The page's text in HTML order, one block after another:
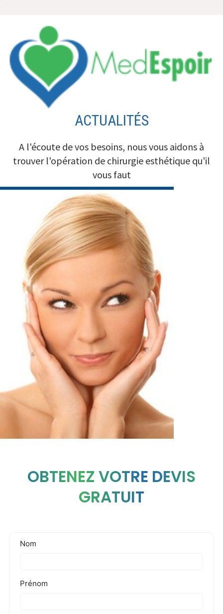
contenu
ACTUALITÉS
A l'écoute de vos besoins, nous vous aidons à
trouver l'opération de chirurgie esthétique qu'il
vous faut
OBTENEZ VOTRE DEVIS
GRATUIT